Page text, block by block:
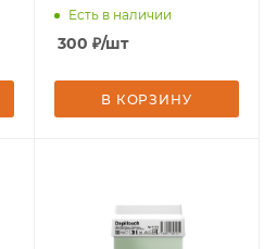
Есть в наличии
300 ₽/шт
В КОРЗИНУ